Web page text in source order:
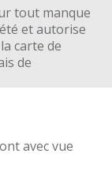
tout manque
et autorise
carte de
de